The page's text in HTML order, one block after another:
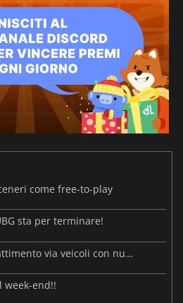
come free-to-play
sta per terminare!
PUBG enfatizza il combattimento via veicoli con nuove funzionalità!
week-end!!